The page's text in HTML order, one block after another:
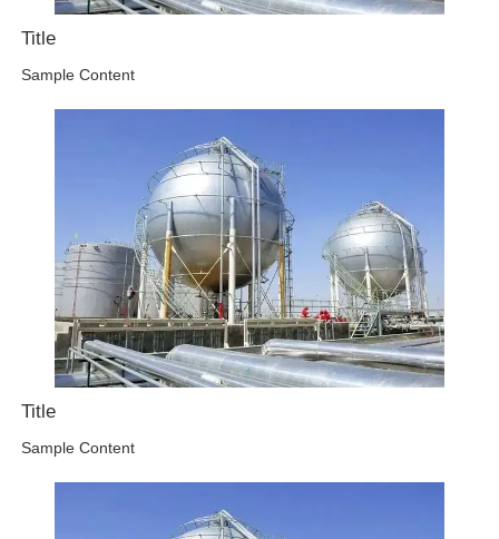
Title
Sample Content
Title
Sample Content